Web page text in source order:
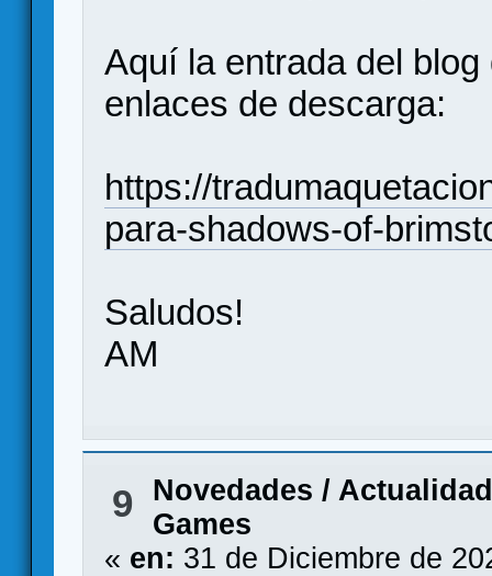
Aquí la entrada del
enlaces de descarga:
https://
para-shadows-of-
Saludos!
AM
9
Novedades / Actualidad
Games
« en: 31 de Diciembre de